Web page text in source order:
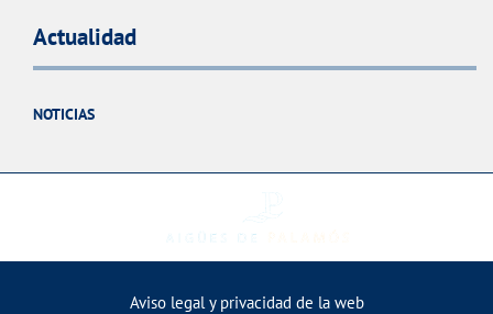
Actualidad
NOTICIAS
Aviso legal y privacidad de la web